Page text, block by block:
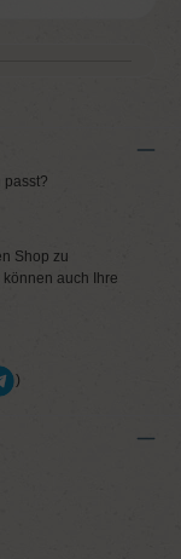
passt?
Shop zu
auch Ihre
)